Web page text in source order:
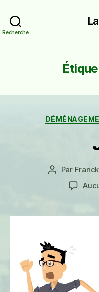
Recherche
Auteur
l’article
Par Franck